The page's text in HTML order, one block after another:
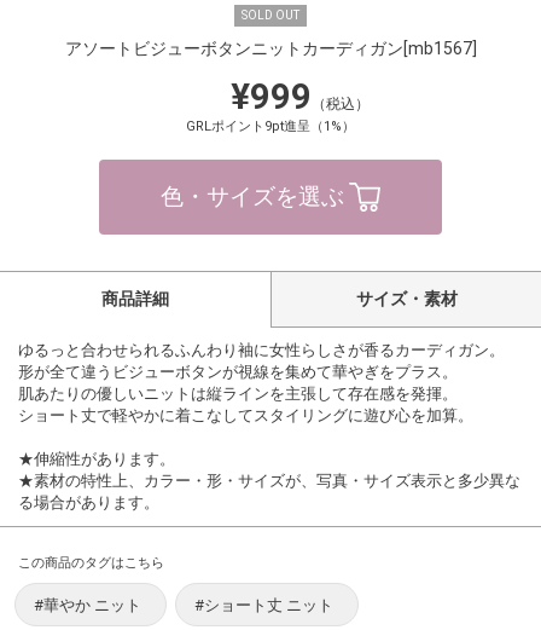
SOLD OUT
アソートビジューボタンニットカーディガン[mb1567]
¥999 （税込）
GRLポイント9pt進呈（1%）
色・サイズを選ぶ
商品詳細 サイズ・素材
ゆるっと合わせられるふんわり袖に女性らしさが香るカーディガン。
形が全て違うビジューボタンが視線を集めて華やぎをプラス。
肌あたりの優しいニットは縦ラインを主張して存在感を発揮。
ショート丈で軽やかに着こなしてスタイリングに遊び心を加算。
★伸縮性があります。
★素材の特性上、カラー・形・サイズが、写真・サイズ表示と多少異な
る場合があります。
この商品のタグはこちら
#華やか ニット #ショート丈 ニット